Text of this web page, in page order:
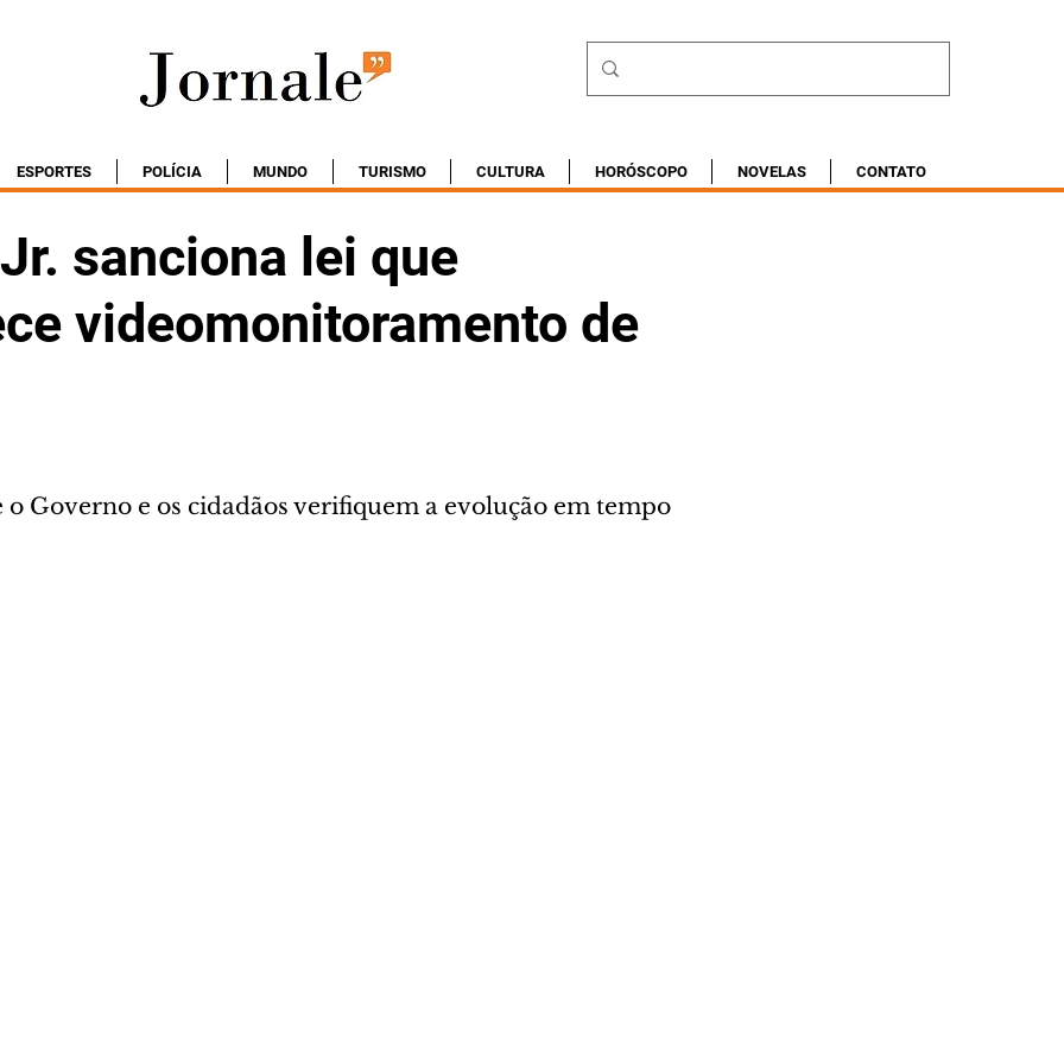
ESPORTES POLÍCIA MUNDO TURISMO CULTURA HORÓSCOPO NOVELAS CONTATO
sanciona lei que
videomonitoramento de
Governo e os cidadãos verifiquem a evolução em tempo